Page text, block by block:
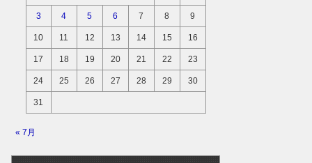
3 4 5 6 7 8 9
10 11 12 13 14 15 16
17 18 19 20 21 22 23
24 25 26 27 28 29 30
31
« 7月